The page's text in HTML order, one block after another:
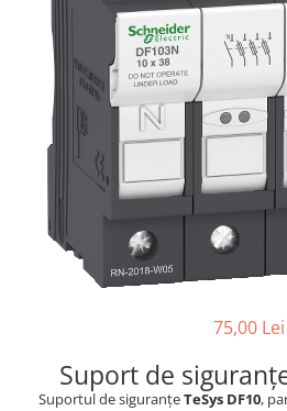
RCCB - 100mA - tip A
RCCB - 30mA - tip A
RCBO - Intrerupatoare cu protectie
diferentiala si la supracurent
RCBO - 10mA - tip A
RCBO - 30mA - tip A
Curba C
RCBO - 30mA - tip A - Trifazat
Banda LED si transformatoare
Becuri incandescente si halogn
75,00 Lei
Suport de
Suportul de siguranțeTeSys DF10,